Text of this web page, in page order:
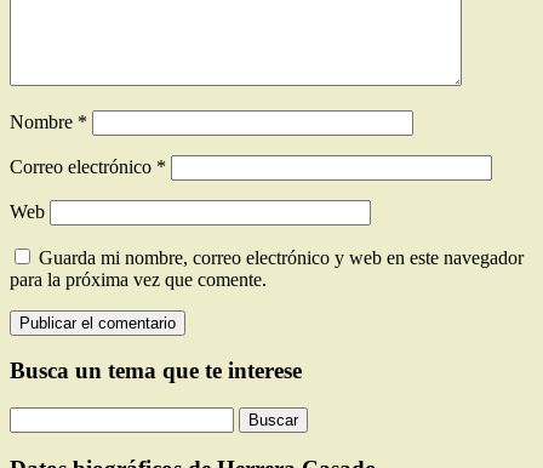
Nombre *
Correo electrónico *
Web
Guarda mi nombre, correo electrónico y web en este navegador
para la próxima vez que comente.
Busca un tema que te interese